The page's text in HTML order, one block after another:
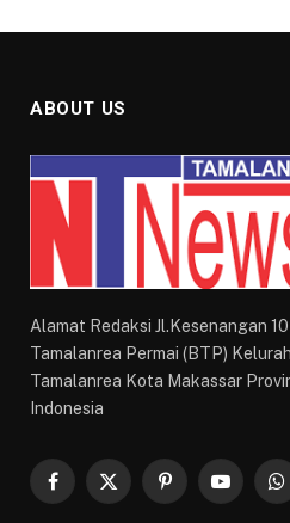
ABOUT US
Alamat Redaksi Jl.Kesenangan
Tamalanrea Permai (BTP)
Tamalanrea Kota Makassar
Indonesia
Facebook
X
PinterestYouTube